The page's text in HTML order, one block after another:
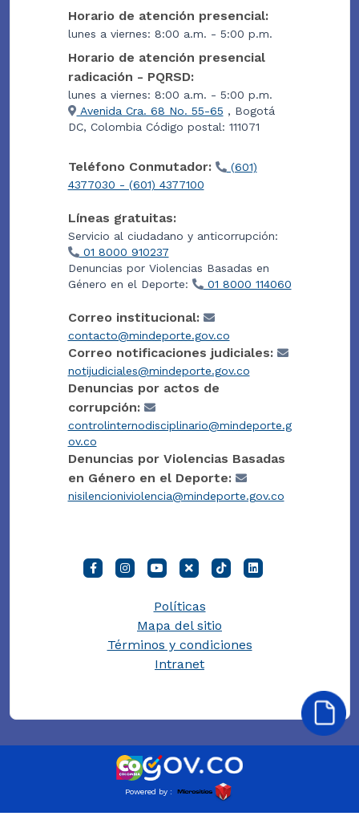
Horario de atención presencial:
lunes a viernes: 8:00 a.m. - 5:00 p.m.
Horario de atención presencial
radicación - PQRSD:
lunes a viernes: 8:00 a.m. - 5:00 p.m.
Avenida Cra. 68 No. 55-65 , Bogotá
DC, Colombia Código postal: 111071
Teléfono Conmutador:
(601)
4377030 - (601) 4377100
Líneas gratuitas:
Servicio al ciudadano y anticorrupción:
01 8000 910237
Denuncias por Violencias Basadas en
Género en el Deporte:
01 8000 114060
Correo institucional:
contacto@mindeporte.gov.co
Correo notificaciones judiciales:
notijudiciales@mindeporte.gov.co
Denuncias por actos de
corrupción:
controlinternodisciplinario@mindeporte.g
ov.co
Denuncias por Violencias Basadas
en Género en el Deporte:
nisilencioniviolencia@mindeporte.gov.co
Políticas
Mapa del sitio
Términos y condiciones
Intranet
Powered by :